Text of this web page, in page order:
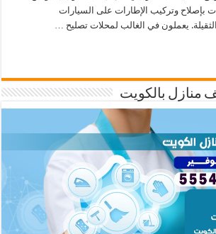
بإصلاح وتركيب الإطارات على السيارات
يعملون في الغالب لمحلات تصليح …
منازل بالكويت